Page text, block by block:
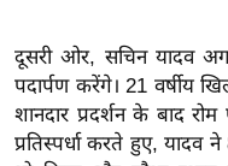
मि
सा
ल
दूसरी ओर, सचिन यादव
पदार्पण करेंगे। 21 वर्षीय
शानदार प्रदर्शन के बाद
प्रतिस्पर्धा करते हुए, यादव